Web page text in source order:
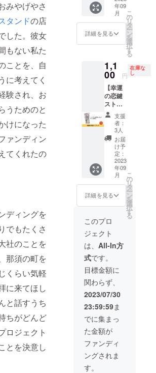
みやげやさ
タンドの店
した。彼女
もない私た
ことを、自
に考えてく
験され、お
うためのと
けになった
ァンディン
てくれたの
ディングを
でもたくさ
社のことを
那須の町を
くらい気軽
に来てほし
話すうち
ちがどんど
ロジェクト
とを決意し
型のお
守りス
トラッ
プで
す。 あ
なたの
うよ
う、特
別に祈
願して
いま
す。 い
つも使
う身近
なもの
につけ
てお使
いくだ
さい！
※送料込
みのお
値段で
す。
年09
月
詳細を見る
こ
の
リ
タ
ー
ン
を
選
択
す
る
1,1
00 円
在庫な
し
【幸運
の恋鍵
スト
ラッ
プ】
ハッ
ピーな
恋をし
たい！
という
方に。
鍵型の
スト
ラップ
です。
あの人
の心の
扉が開
きます
よう
に・・
・ あな
たの大
切な想
いが届
きます
よう
に・・
・ とい
う気持
ちで祈
願して
いま
す。 ※
支援
者：
3人
お届
け予
定：
2023
年09
月
詳細を見る
こ
の
リ
タ
ー
ン
を
選
択
す
る
このプロ
ジェクト
は、 All-In方
式です。
目標金額に
関わらず、
2023/07/30
23:59:59ま
でに集まっ
た金額が
ファンディ
ングされま
す。